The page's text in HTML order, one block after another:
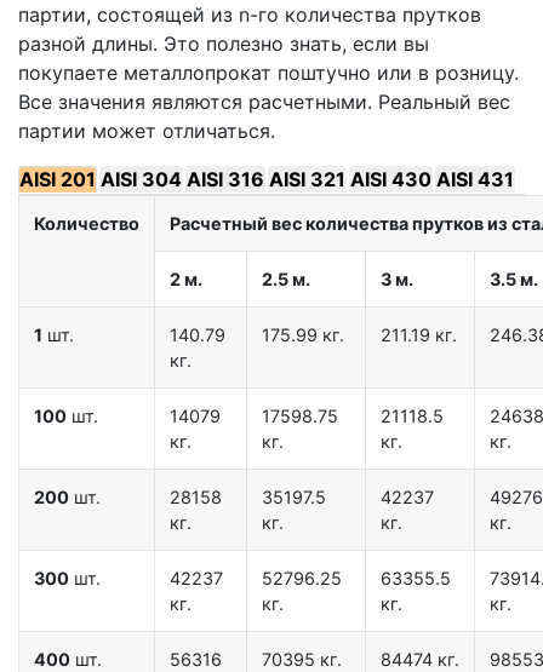
партии, состоящей из n-го количества прутков
разной длины. Это полезно знать, если вы
покупаете металлопрокат поштучно или в розницу.
Все значения являются расчетными. Реальный вес
партии может отличаться.
AISI 201 AISI 304 AISI 316 AISI 321 AISI 430 AISI 431
Количество Расчетный вес количества прутков из
2 м. 2.5 м. 3 м. 3.5 м.
1 шт.
140.79
кг.
175.99 кг. 211.19 кг.
100 шт.
14079
кг.
17598.75
кг.
21118.5
кг.
кг.
200 шт.
28158
кг.
35197.5
кг.
42237
кг.
кг.
300 шт.
42237
кг.
52796.25
кг.
63355.5
кг.
кг.
400 шт.
56316
70395 кг. 84474 кг.